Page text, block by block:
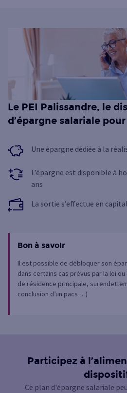
Le PEI Palissandre, le
d’épargne salariale
Une épargne dédiée à la
L’épargne est disponible à
ans
La sortie s’effectue en capital
Bon à savoir
Il est possible de débloquer son
dans certains cas prévus par la loi
de résidence principale,
conclusion d’un pacs …)
Participez à
Ce plan d'épargne salariale